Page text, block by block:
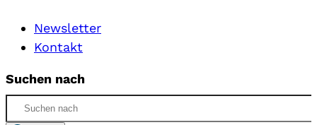
Newsletter
Kontakt
Suchen nach